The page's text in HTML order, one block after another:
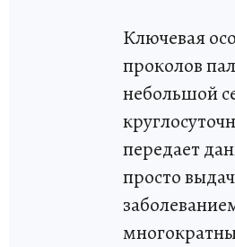
Ключевая
проколов
небольшой
передает
просто